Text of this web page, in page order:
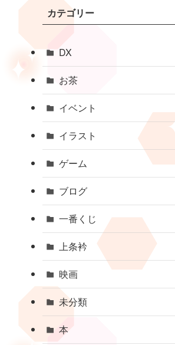
カテゴリー
DX
お茶
イベント
イラスト
ゲーム
ブログ
一番くじ
上条衿
映画
未分類
本